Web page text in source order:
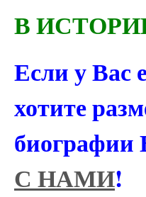
В
Если у Вас
хотите
С НАМИ!